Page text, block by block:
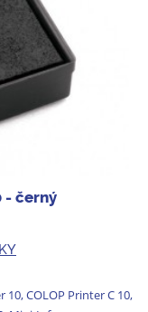
- černý
COLOP Printer C 10,